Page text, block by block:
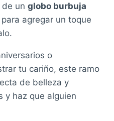
un globo burbuja
agregar un toque
o
tu cariño, este ramo
de belleza y
y haz que alguien